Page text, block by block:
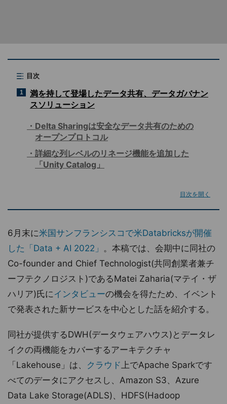
目次
1
満を持して登場したデータ共有、データガバナン
スソリューション
Delta Sharingは安全なデータ共有のための
オープンプロトコル
詳細な列レベルのリネージ機能を追加した
「Unity Catalog」
目次を開く
6月末に米国サンフランシスコで米Databricksが開催
した「Data + AI 2022」 。本稿では、会期中に同社の
Co-founder and Chief Technologist(共同創業者兼チ
ーフテクノロジスト)であるMatei Zaharia(マテイ・ザ
ハリア)氏にインタビューの機会を得たため、イベント
で発表された新サービスを中心とした話を紹介する。
同社が提供するDWH(データウェアハウス)とデータレ
イクの両機能をカバーするアーキテクチャ
「Lakehouse」は、 クラウド上でApache Sparkです
べてのデータにアクセスし、Amazon S3、Azure
Data Lake Storage(ADLS)、HDFS(Hadoop